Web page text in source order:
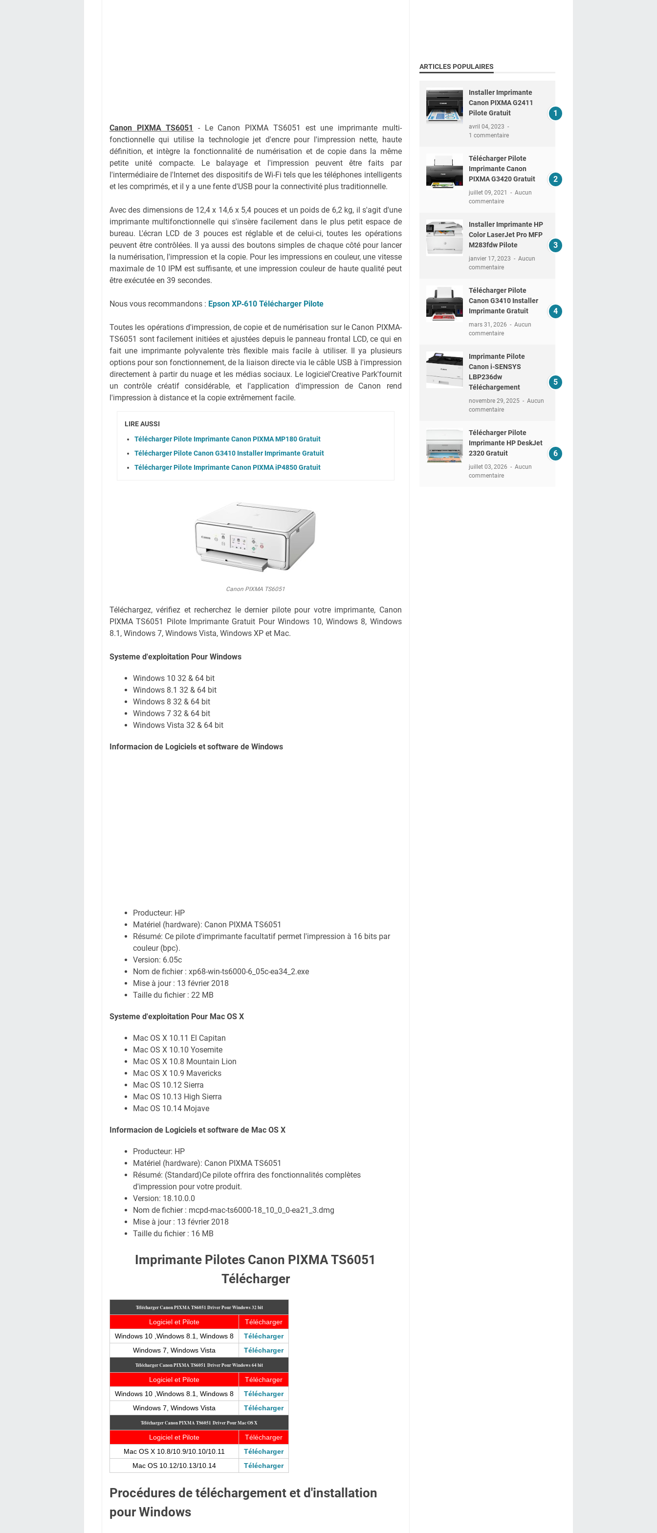
Canon PIXMA TS6051
- Le Canon PIXMA TS6051 est une imprimante multi-
fonctionnelle qui utilise la technologie jet d'encre pour l'impression nette, haute
définition, et intègre la fonctionnalité de numérisation et de copie dans la même
petite unité compacte. Le balayage et l'impression peuvent être faits par
l'intermédiaire de l'Internet des dispositifs de Wi-Fi tels que les téléphones intelligents
et les comprimés, et il y a une fente d'USB pour la connectivité plus traditionnelle.
Avec des dimensions de 12,4 x 14,6 x 5,4 pouces et un poids de 6,2 kg, il s'agit d'une
imprimante multifonctionnelle qui s'insère facilement dans le plus petit espace de
bureau. L'écran LCD de 3 pouces est réglable et de celui-ci, toutes les opérations
peuvent être contrôlées. Il ya aussi des boutons simples de chaque côté pour lancer
la numérisation, l'impression et la copie. Pour les impressions en couleur, une vitesse
maximale de 10 IPM est suffisante, et une impression couleur de haute qualité peut
être exécutée en 39 secondes.
Nous vous recommandons : Epson XP‑610 Télécharger Pilote
Toutes les opérations d'impression, de copie et de numérisation sur le Canon PIXMA-
TS6051 sont facilement initiées et ajustées depuis le panneau frontal LCD, ce qui en
fait une imprimante polyvalente très flexible mais facile à utiliser. Il ya plusieurs
options pour son fonctionnement, de la liaison directe via le câble USB à l'impression
directement à partir du nuage et les médias sociaux. Le logiciel'Creative Park'fournit
un contrôle créatif considérable, et l'application d'impression de Canon rend
l'impression à distance et la copie extrêmement facile.
LIRE AUSSI
Télécharger Pilote Imprimante Canon PIXMA MP180 Gratuit
Télécharger Pilote Canon G3410 Installer Imprimante Gratuit
Télécharger Pilote Imprimante Canon PIXMA iP4850 Gratuit
Canon PIXMA TS6051
Téléchargez, vérifiez et recherchez le dernier pilote pour votre imprimante, Canon
PIXMA TS6051 Pilote Imprimante Gratuit Pour Windows 10, Windows 8, Windows
8.1, Windows 7, Windows Vista, Windows XP et Mac.
Systeme d'exploitation Pour Windows
Windows 10 32 & 64 bit
Windows 8.1 32 & 64 bit
Windows 8 32 & 64 bit
Windows 7 32 & 64 bit
Windows Vista 32 & 64 bit
Informacion de Logiciels et software de Windows
Producteur: HP
Matériel (hardware): Canon PIXMA TS6051
Résumé: Ce pilote d'imprimante facultatif permet l'impression à 16 bits par
couleur (bpc).
Version: 6.05c
Nom de fichier : xp68-win-ts6000-6_05c-ea34_2.exe
Mise à jour : 13 février 2018
Taille du fichier : 22 MB
Systeme d'exploitation Pour Mac OS X
Mac OS X 10.11 El Capitan
Mac OS X 10.10 Yosemite
Mac OS X 10.8 Mountain Lion
Mac OS X 10.9 Mavericks
Mac OS 10.12 Sierra
Mac OS 10.13 High Sierra
Mac OS 10.14 Mojave
Informacion de Logiciels et software de Mac OS X
Producteur: HP
Matériel (hardware): Canon PIXMA TS6051
Résumé: (Standard)Ce pilote offrira des fonctionnalités complètes
d'impression pour votre produit.
Version: 18.10.0.0
Nom de fichier : mcpd-mac-ts6000-18_10_0_0-ea21_3.dmg
Mise à jour : 13 février 2018
Taille du fichier : 16 MB
Imprimante Pilotes Canon PIXMA TS6051
Télécharger
Télécharger Canon PIXMA TS6051 Driver Pour Windows 32 bit
Logiciel et Pilote
Télécharger
Windows 10 ,Windows 8.1, Windows 8
Télécharger
Windows 7, Windows Vista
Télécharger
Télécharger Canon PIXMA TS6051 Driver Pour Windows 64 bit
Logiciel et Pilote
Télécharger
Windows 10 ,Windows 8.1, Windows 8
Télécharger
Windows 7, Windows Vista
Télécharger
Télécharger Canon PIXMA TS6051 Driver Pour Mac OS X
Logiciel et Pilote
Télécharger
Mac OS X 10.8/10.9/10.10/10.11
Télécharger
Mac OS 10.12/10.13/10.14
Télécharger
Procédures de téléchargement et d'installation
pour Windows
ARTICLES POPULAIRES
Installer Imprimante
Canon PIXMA G2411
Pilote Gratuit
avril 04, 2023
1 commentaire
Télécharger Pilote
Imprimante Canon
PIXMA G3420 Gratuit
juillet 09, 2021
Aucun
commentaire
Installer Imprimante HP
Color LaserJet Pro MFP
M283fdw Pilote
janvier 17, 2023
Aucun
commentaire
Télécharger Pilote
Canon G3410 Installer
Imprimante Gratuit
mars 31, 2026
Aucun
commentaire
Imprimante Pilote
Canon i-SENSYS
LBP236dw
Téléchargement
novembre 29, 2025
Aucun
commentaire
Télécharger Pilote
Imprimante HP DeskJet
2320 Gratuit
juillet 03, 2026
Aucun
commentaire